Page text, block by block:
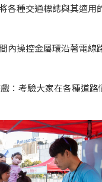
各種交通標誌與其適
內操控金屬環沿著電
：考驗大家在各種道